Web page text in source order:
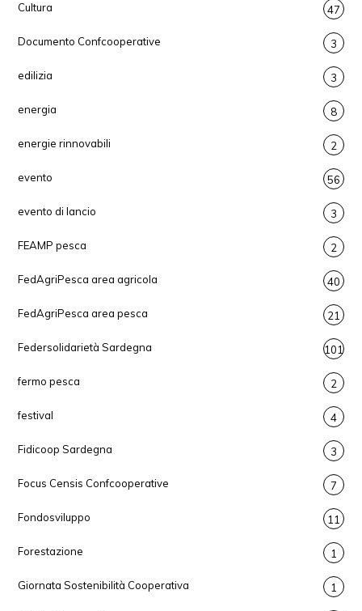
Cultura 47
Documento Confcooperative 3
edilizia 3
energia 8
energie rinnovabili 2
evento 56
evento di lancio 3
FEAMP pesca 2
FedAgriPesca area agricola 40
FedAgriPesca area pesca 21
Federsolidarietà Sardegna 101
fermo pesca 2
festival 4
Fidicoop Sardegna 3
Focus Censis Confcooperative 7
Fondosviluppo 11
Forestazione 1
Giornata Sostenibilità Cooperativa 1